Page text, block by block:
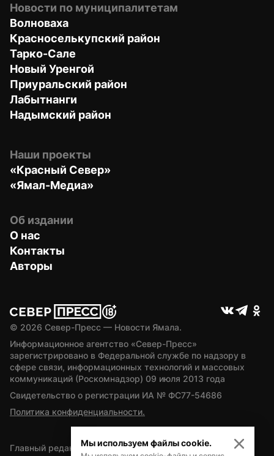
Новости по муниципалитетам
Волноваха
Красноселькупский район
Тарко-Сале
Новый Уренгой
Приуральский район
Лабытнанги
Надымский район
Наши проекты
«Красный Север»
«Ямал-Медиа»
Об издании
О нас
Контакты
Авторы
© 2026 Север-Пресс — Новости Ямала.
Информационное агентство «Север-Пресс»
зарегистрировано в Федеральной службе по надзору в
сфере связи, информационных технологий и массовых
коммуникаций (Роскомнадзор) 09 июля 2013 года
Свидетельство о регистрации ИА № ФС77-54686
Политика конфиденциальности.
Главный редактор — А.Л. Поздеев
Мы используем файлы cookie.